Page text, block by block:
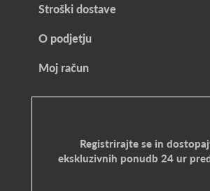
Stroški dostave
O podjetju
Moj račun
Registrirajte se in
ekskluzivnih ponudb 24 ur